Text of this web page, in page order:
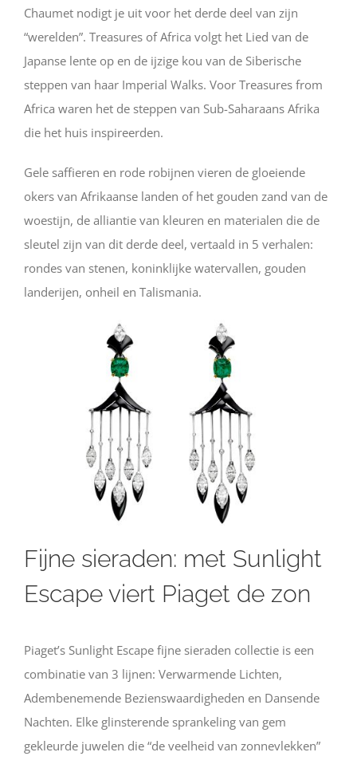
Chaumet nodigt je uit voor het derde deel van zijn
“werelden”. Treasures of Africa volgt het Lied van de
Japanse lente op en de ijzige kou van de Siberische
steppen van haar Imperial Walks. Voor Treasures from
Africa waren het de steppen van Sub-Saharaans Afrika
die het huis inspireerden.
Gele saffieren en rode robijnen vieren de gloeiende
okers van Afrikaanse landen of het gouden zand van de
woestijn, de alliantie van kleuren en materialen die de
sleutel zijn van dit derde deel, vertaald in 5 verhalen:
rondes van stenen, koninklijke watervallen, gouden
landerijen, onheil en Talismania.
Fijne sieraden: met Sunlight
Escape viert Piaget de zon
Piaget’s Sunlight Escape fijne sieraden collectie is een
combinatie van 3 lijnen: Verwarmende Lichten,
Adembenemende Bezienswaardigheden en Dansende
Nachten. Elke glinsterende sprankeling van gem
gekleurde juwelen die “de veelheid van zonnevlekken”